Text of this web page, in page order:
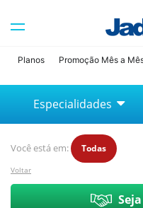
Planos Promoção Mês a
Especialidades
Você está em: Todas
Voltar